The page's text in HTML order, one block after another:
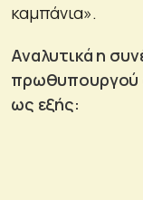
καμπάνια».
Αναλυτικά η
πρωθυπουργού
ως εξής: